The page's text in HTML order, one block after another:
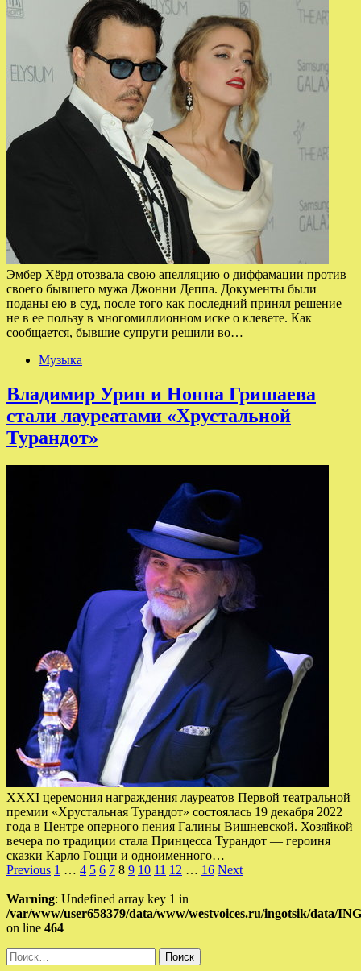
Эмбер Хёрд отозвала свою апелляцию о диффамации против
своего бывшего мужа Джонни Деппа. Документы были
поданы ею в суд, после того как последний принял решение
не в ее пользу в многомиллионном иске о клевете. Как
сообщается, бывшие супруги решили во…
Музыка
Владимир Урин и Нонна Гришаева
стали лауреатами «Хрустальной
Турандот»
ХХХI церемония награждения лауреатов Первой театральной
премии «Хрустальная Турандот» состоялась 19 декабря 2022
года в Центре оперного пения Галины Вишневской. Хозяйкой
вечера по традиции стала Принцесса Турандот — героиня
сказки Карло Гоцци и одноименного…
Пагинация
записей
Previous 1 … 4 5 6 7 8 9 10 11 12 … 16 Next
Warning: Undefined array key 1 in
/var/www/user658379/data/www/westvoices.ru/ingotsik/data/
on line 464
Найти: